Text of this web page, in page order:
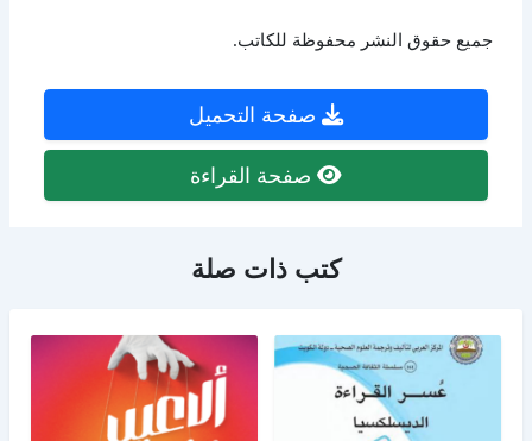
جميع حقوق النشر محفوظة للكاتب.
صفحة التحميل
صفحة القراءة
كتب ذات صلة